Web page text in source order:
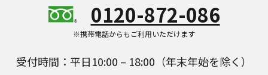
0120-872-086
※携帯電話からもご利用いただけます
受付時間：平日10:00 – 18:00（年末年始を除く）